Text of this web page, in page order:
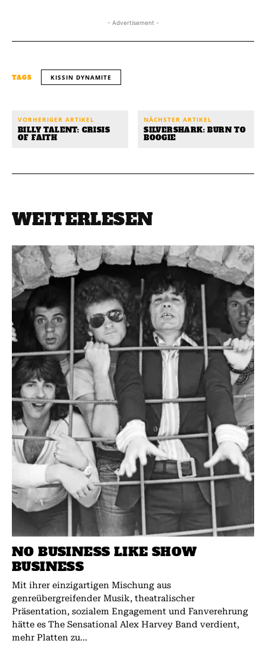
- Advertisement -
TAGS KISSIN DYNAMITE
VORHERIGER ARTIKEL
BILLY TALENT: CRISIS
OF FAITH
NÄCHSTER ARTIKEL
SILVERSHARK: BURN TO
BOOGIE
WEITERLESEN
NO BUSINESS LIKE SHOW
BUSINESS
Mit ihrer einzigartigen Mischung aus
genreübergreifender Musik, theatralischer
Präsentation, sozialem Engagement und Fanverehrung
hätte es The Sensational Alex Harvey Band verdient,
mehr Platten zu...